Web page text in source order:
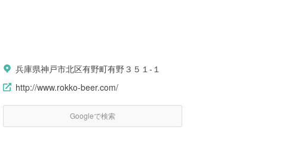
兵庫県神戸市北区有野町有野３５１-１
http://www.rokko-beer.com/
Googleで検索